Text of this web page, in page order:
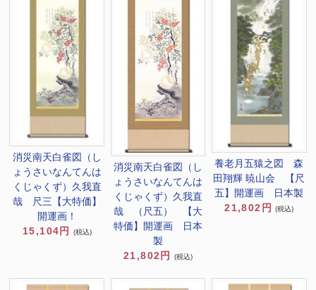
消災南天白雀図（し
ょうさいなんてんは
くじゃくず）久我直
哉 尺三【大特価】
開運画！
15,104円
(税込)
消災南天白雀図（し
ょうさいなんてんは
くじゃくず）久我直
哉 （尺五） 【大
特価】開運画 日本
製
21,802円
(税込)
養老月五猿之図 森
田翔輝 暁山会 【尺
五】開運画 日本製
21,802円 (税込)